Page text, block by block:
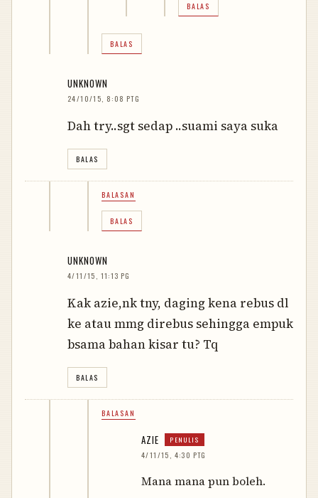
BALAS
BALAS
UNKNOWN
24/10/15, 8:08 PTG
Dah try..sgt sedap ..suami saya suka
BALAS
BALASAN
BALAS
UNKNOWN
4/11/15, 11:13 PG
Kak azie,nk tny, daging kena rebus dl
ke atau mmg direbus sehingga empuk
bsama bahan kisar tu? Tq
BALAS
BALASAN
AZIE
4/11/15, 4:30 PTG
Mana mana pun boleh.